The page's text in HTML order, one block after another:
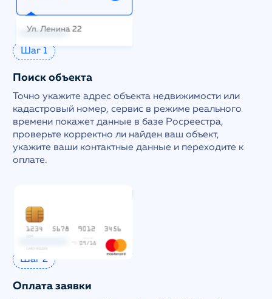
Шаг 1
Поиск объекта
Точно укажите адрес объекта недвижимости или
кадастровый номер, сервис в режиме реального
времени покажет данные в базе Росреестра,
проверьте корректно ли найден ваш объект,
укажите ваши контактные данные и переходите к
оплате.
Шаг 2
Оплата заявки